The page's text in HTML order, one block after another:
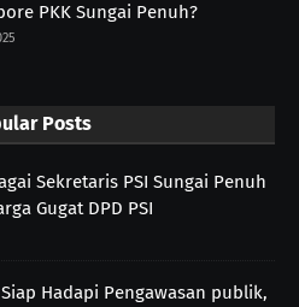
PKK Sungai Penuh?
Posts
Sekretaris PSI Sungai Penuh
Gugat DPD PSI
Hadapi Pengawasan publik,